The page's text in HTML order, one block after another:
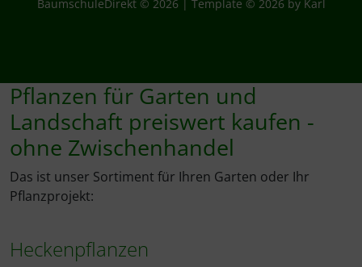
BaumschuleDirekt © 2026 | Template © 2026 by Karl
Pflanzen für Garten und
Landschaft preiswert kaufen -
ohne Zwischenhandel
Das ist unser Sortiment für Ihren Garten oder Ihr
Pflanzprojekt:
Heckenpflanzen